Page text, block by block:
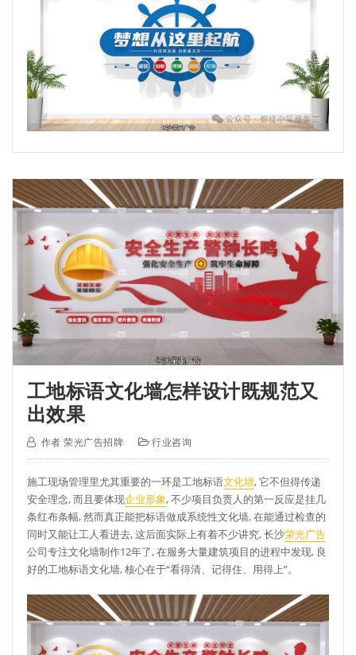
工地标语文化墙怎样设计既规范又
出效果
作者荣光广告招牌 行业咨询
施工现场管理里尤其重要的一环是工地标语文化墙, 它不但得传递
安全理念, 而且要体现企业形象, 不少项目负责人的第一反应是挂几
条红布条幅, 然而真正能把标语做成系统性文化墙, 在能通过检查的
同时又能让工人看进去, 这后面实际上有着不少讲究, 长沙荣光广告
公司专注文化墙制作12年了, 在服务大量建筑项目的进程中发现, 良
好的工地标语文化墙, 核心在于“看得清、记得住、用得上”。